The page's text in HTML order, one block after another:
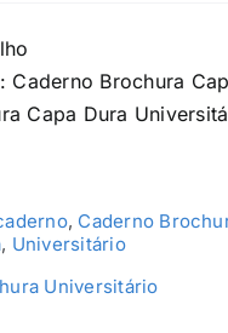
Caderno Brochura
Capa Dura
, Caderno
, Universitário
Universitário